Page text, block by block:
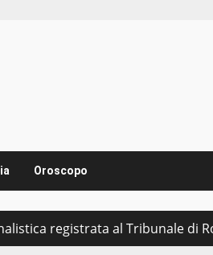
Oroscopo
registrata al Tribunale di